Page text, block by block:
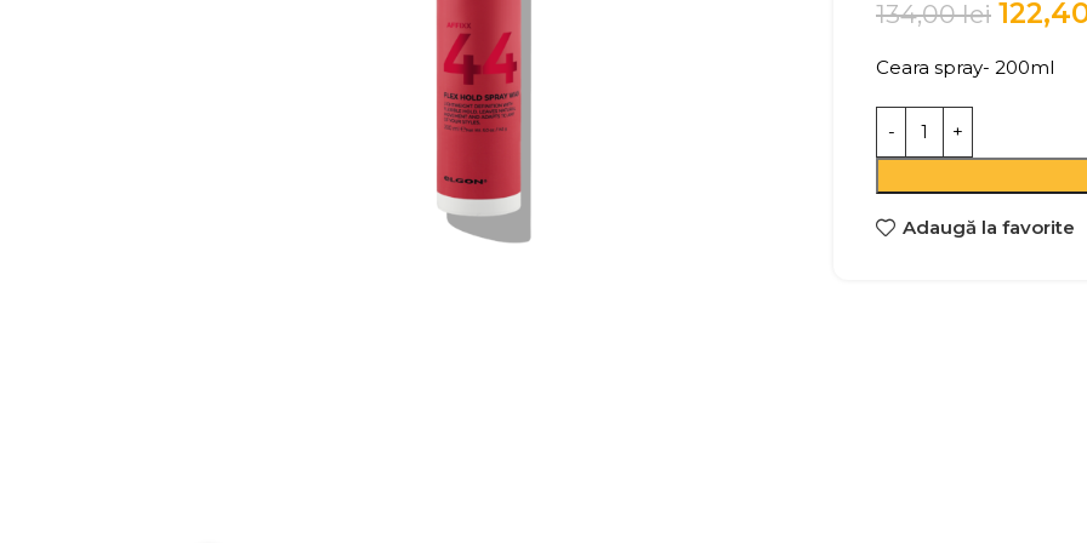
134,00lei
Ceara spray- 200ml
Adaugă la favorite